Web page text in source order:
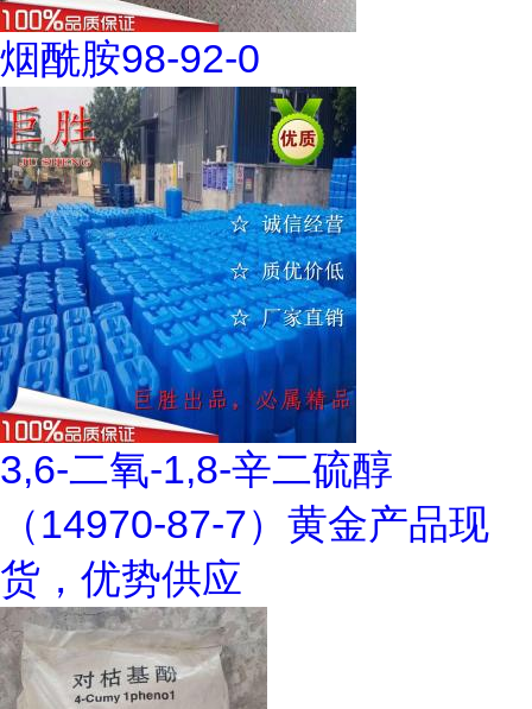
烟酰胺98-92-0
3,6-二氧-1,8-辛二硫醇
（14970-87-7）黄金产品现
货，优势供应